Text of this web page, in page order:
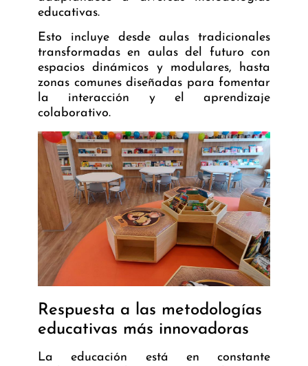
educativas.
Esto incluye desde aulas tradicionales
transformadas en aulas del futuro con
espacios dinámicos y modulares, hasta
zonas comunes diseñadas para fomentar
la interacción y el aprendizaje
colaborativo.
Respuesta a las metodologías
educativas más innovadoras
La educación está en constante